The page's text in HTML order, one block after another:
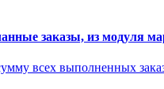
заказы, из модуля
всех выполненных